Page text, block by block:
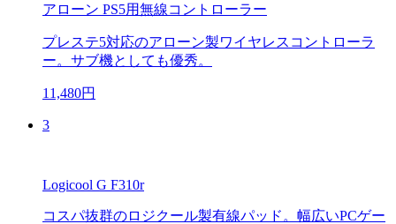
アローン PS5用無線コントローラー
プレステ5対応のアローン製ワイヤレスコントローラ
ー。サブ機としても優秀。
11,480円
3
Logicool G F310r
コスパ抜群のロジクール製有線パッド。幅広いPCゲー